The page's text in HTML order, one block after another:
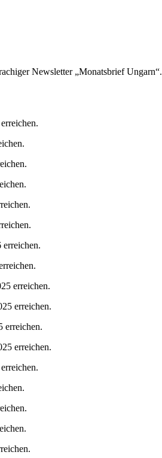
Newsletter „Monatsbrief
erreichen.
erreichen.
erreichen.
erreichen.
erreichen.